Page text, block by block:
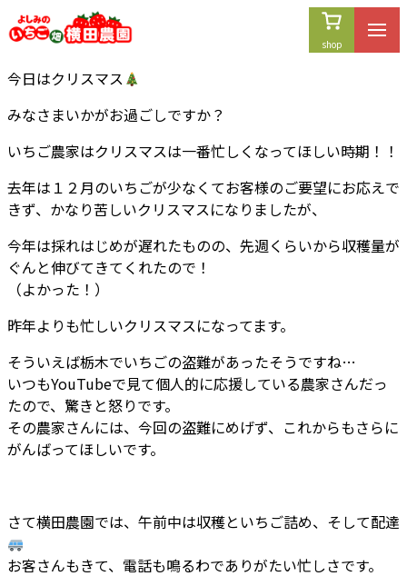
内
容
ス
キ
ッ
プ
今日はクリスマス
みなさまいかがお過ごしですか？
いちご農家はクリスマスは一番忙しくなってほしい時期！！
去年は１２月のいちごが少なくてお客様のご要望にお応えで
きず、かなり苦しいクリスマスになりましたが、
今年は採れはじめが遅れたものの、先週くらいから収穫量が
ぐんと伸びてきてくれたので！
（よかった！）
昨年よりも忙しいクリスマスになってます。
そういえば栃木でいちごの盗難があったそうですね…
いつもYouTubeで見て個人的に応援している農家さんだっ
たので、驚きと怒りです。
その農家さんには、今回の盗難にめげず、これからもさらに
がんばってほしいです。
さて横田農園では、午前中は収穫といちご詰め、そして配達
お客さんもきて、電話も鳴るわでありがたい忙しさです。